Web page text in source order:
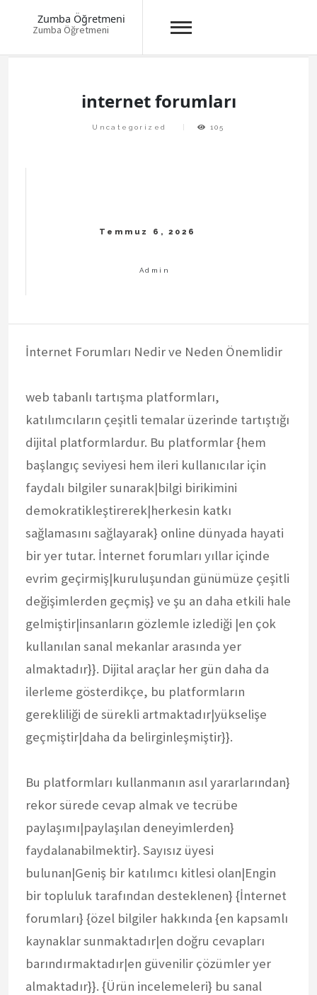
Zumba Öğretmeni
Zumba Öğretmeni
internet forumları
Uncategorized 105
İnternet Forumları Nedir ve Neden Önemlidir
web tabanlı tartışma platformları,
katılımcıların çeşitli temalar üzerinde tartıştığı
dijital platformlardur. Bu platformlar {hem
başlangıç seviyesi hem ileri kullanıcılar için
faydalı bilgiler sunarak|bilgi birikimini
demokratikleştirerek|herkesin katkı
sağlamasını sağlayarak} online dünyada hayati
bir yer tutar. İnternet forumları yıllar içinde
evrim geçirmiş|kuruluşundan günümüze çeşitli
değişimlerden geçmiş} ve şu an daha etkili hale
gelmiştir|insanların gözlemle izlediği |en çok
kullanılan sanal mekanlar arasında yer
almaktadır}}. Dijital araçlar her gün daha da
ilerleme gösterdikçe, bu platformların
gerekliliği de sürekli artmaktadır|yükselişe
geçmiştir|daha da belirginleşmiştir}}.
Bu platformları kullanmanın asıl yararlarından}
rekor sürede cevap almak ve tecrübe
paylaşımı|paylaşılan deneyimlerden}
faydalanabilmektir}. Sayısız üyesi
bulunan|Geniş bir katılımcı kitlesi olan|Engin
bir topluluk tarafından desteklenen} {İnternet
forumları} {özel bilgiler hakkında {en kapsamlı
kaynaklar sunmaktadır|en doğru cevapları
barındırmaktadır|en güvenilir çözümler yer
almaktadır}}. {Ürün incelemeleri} bu sanal